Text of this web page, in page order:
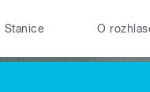
Stanice O